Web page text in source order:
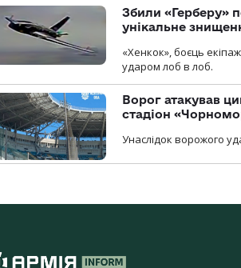
Збили «Герберу»
унікальне
«Хенкок», боєць
ударом лоб в лоб.
Ворог атакував
стадіон
Унаслідок ворожого